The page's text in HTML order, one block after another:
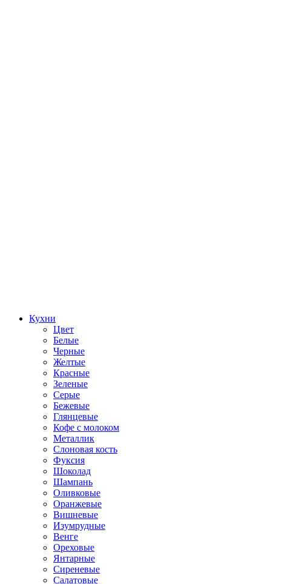
Кухни
Цвет
Белые
Черные
Желтые
Красные
Зеленые
Серые
Бежевые
Глянцевые
Кофе с молоком
Металлик
Слоновая кость
Фуксия
Шоколад
Шампань
Оливковые
Оранжевые
Вишневые
Изумрудные
Венге
Ореховые
Янтарные
Сиреневые
Салатовые